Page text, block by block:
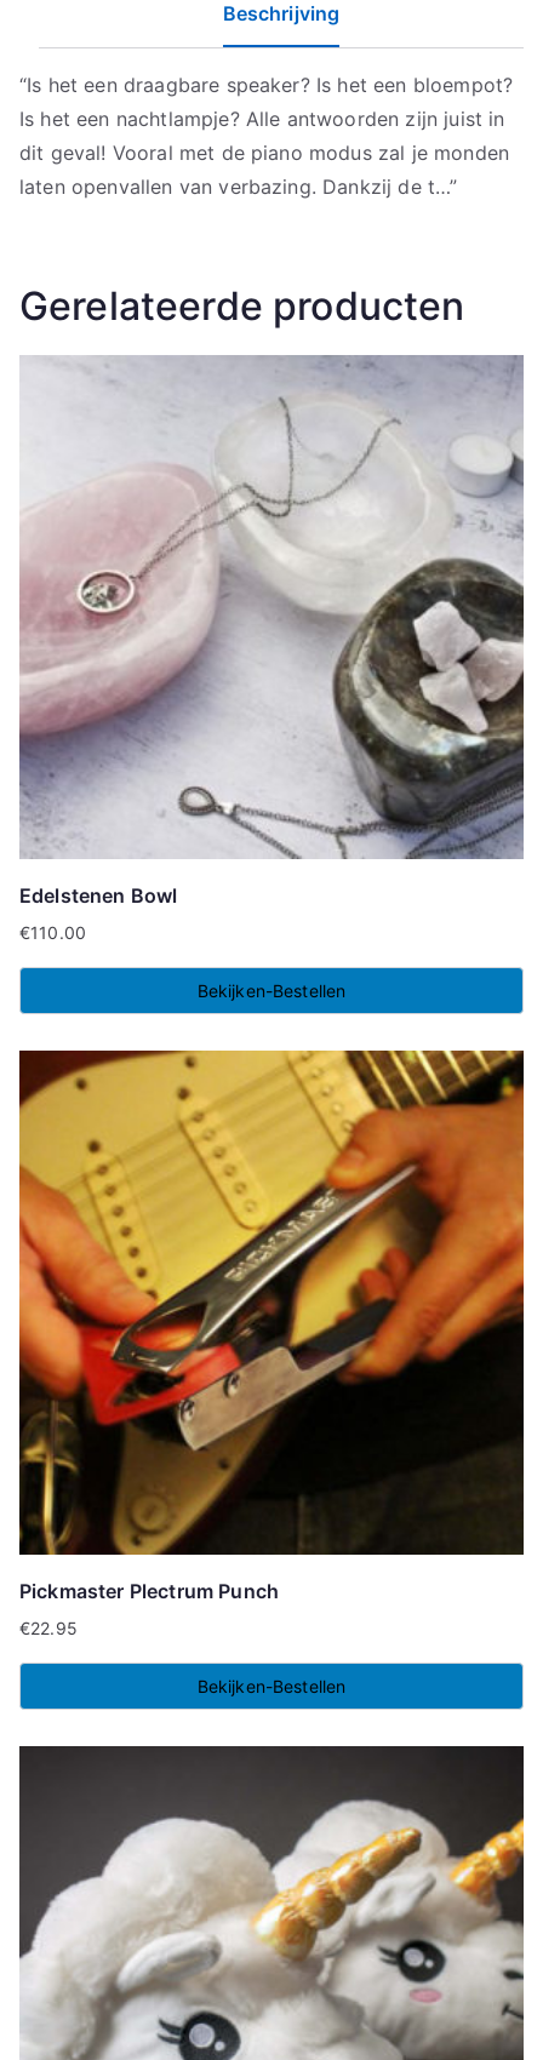
Beschrijving
“Is het een draagbare speaker? Is het een bloempot?
Is het een nachtlampje? Alle antwoorden zijn juist in
dit geval! Vooral met de piano modus zal je monden
laten openvallen van verbazing. Dankzij de t…”
Gerelateerde producten
Edelstenen Bowl
€110.00
Bekijken-Bestellen
Pickmaster Plectrum Punch
€22.95
Bekijken-Bestellen